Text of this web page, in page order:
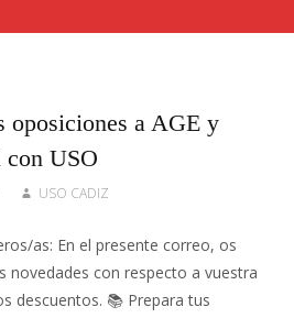
oposiciones a AGE y
con USO
USO CADIZ
as: En el presente correo, os
novedades con respecto a vuestra
descuentos. 📚 Prepara tus